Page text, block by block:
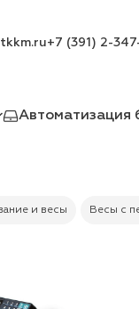
+7 (391) 2-
Автоматизация
и весы Весы с